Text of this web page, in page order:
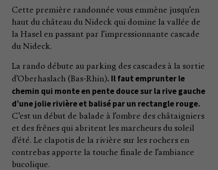
Cette première randonnée vous emmène jusqu’en
haut du château du Nideck qui domine la vallée de
la Hasel en passant par l’impressionnante cascade
du Nideck.
La rando débute au parking des cascades à la sortie
d’Oberhaslach (Bas-Rhin). Il faut emprunter le
chemin qui monte en pente douce sur la rive gauche
d’une jolie rivière et balisé par un rectangle rouge.
C’est un début de balade à l’ombre des châtaigniers
et des frênes qui abritent les marcheurs du soleil
d’été. Le clapotis de la rivière sur les rochers en
contrebas apporte la touche finale de l’ambiance
bucolique.